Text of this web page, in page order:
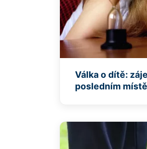
Válka o dítě:
posledním místě